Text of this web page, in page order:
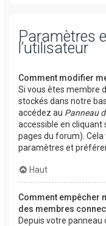
Paramètres
l’utilisateur
Comment modifier
Si vous êtes membre
stockés dans notre
accédez au Panneau
accessible en cliquant
pages du forum).
paramètres et
Haut
Comment empêcher
des membres
Depuis votre panneau